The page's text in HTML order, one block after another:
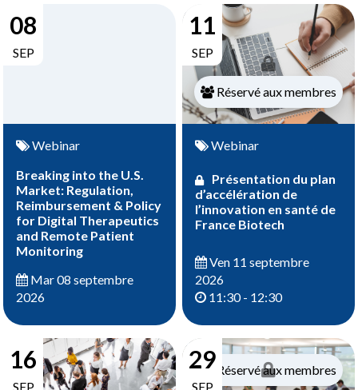
08
SEP
Webinar
Breaking into the U.S.
Market: Regulation,
Reimbursement & Policy
for Digital Therapeutics
and Remote Patient
Monitoring
Mar 08 septembre
2026
11
SEP
Réservé aux membres
Webinar
Présentation du plan
d’accélération de
l’innovation en santé de
France Biotech
Ven 11 septembre
2026
11:30 - 12:30
16
SEP
29
SEP
Réservé aux membres